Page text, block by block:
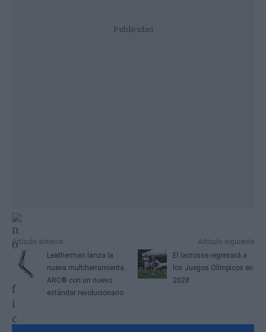
Publicidad
Artículo anterior
Leatherman lanza la
nueva multiherramienta
ARC® con un nuevo
estándar revolucionario
Artículo siguiente
El lacrosse regresará a
los Juegos Olímpicos en
2028